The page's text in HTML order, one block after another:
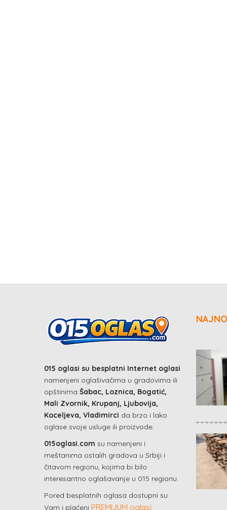
015 oglasi su besplatni Internet oglasi
namenjeni oglašivačima u gradovima ili
opštinima Šabac, Loznica, Bogatić,
Mali Zvornik, Krupanj, Ljubovija,
Koceljeva, Vladimirci da brzo i lako
oglase svoje usluge ili proizvode.
015oglasi.com su namenjeni i
meštanima ostalih gradova u Srbiji i
čitavom regionu, kojima bi bilo
interesantno oglašavanje u 015 regionu.
Pored besplatnih oglasa dostupni su
Vam i plaćeni PREMIJUM oglasi